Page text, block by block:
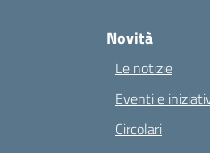
Novità
Le notizie
Eventi e
Circolari